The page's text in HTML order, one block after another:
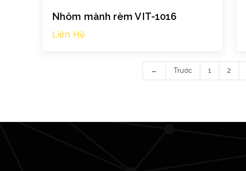
Nhôm mành rèm VIT-1016
Liên Hệ
← Trước 1 2